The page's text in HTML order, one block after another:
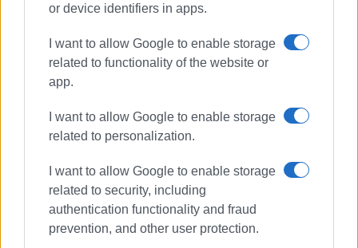
or device identifiers in apps.
I want to allow Google to enable storage
related to functionality of the website or
app.
I want to allow Google to enable storage
related to personalization.
I want to allow Google to enable storage
related to security, including
authentication functionality and fraud
prevention, and other user protection.
αρχαιολογικό μουσείο Κέρκυρας
υφυπουργός Πολιτισμού
ΣΥΡΙΖΑ Κέρκυρας ΝΟΔΕ Κέρκυρας